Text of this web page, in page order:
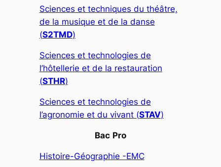
Sciences et techniques du théâtre,
de la musique et de la danse
(S2TMD)
Sciences et technologies de
l’hôtellerie et de la restauration
(STHR)
Sciences et technologies de
l’agronomie et du vivant (STAV)
Bac Pro
Histoire-Géographie -EMC